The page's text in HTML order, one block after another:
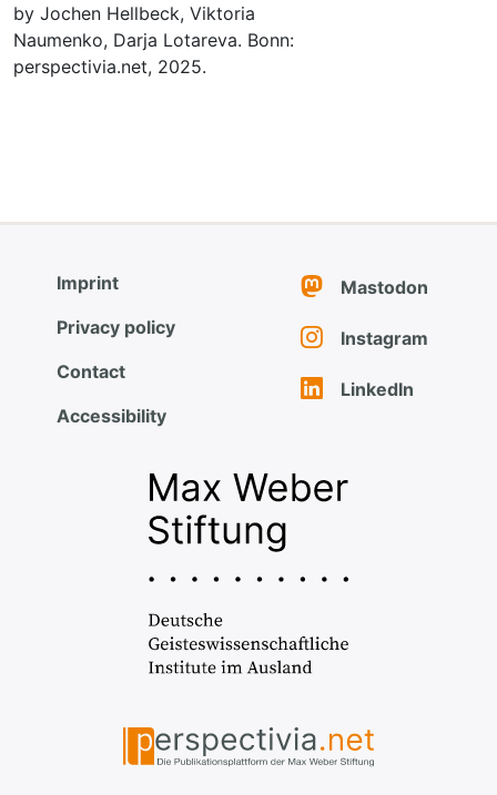
by Jochen Hellbeck, Viktoria
Naumenko, Darja Lotareva. Bonn:
perspectivia.net, 2025.
Imprint
Privacy policy
Contact
Accessibility
Mastodon
Instagram
LinkedIn